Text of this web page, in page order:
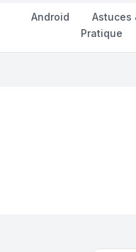
Android
Astuces
Pratique